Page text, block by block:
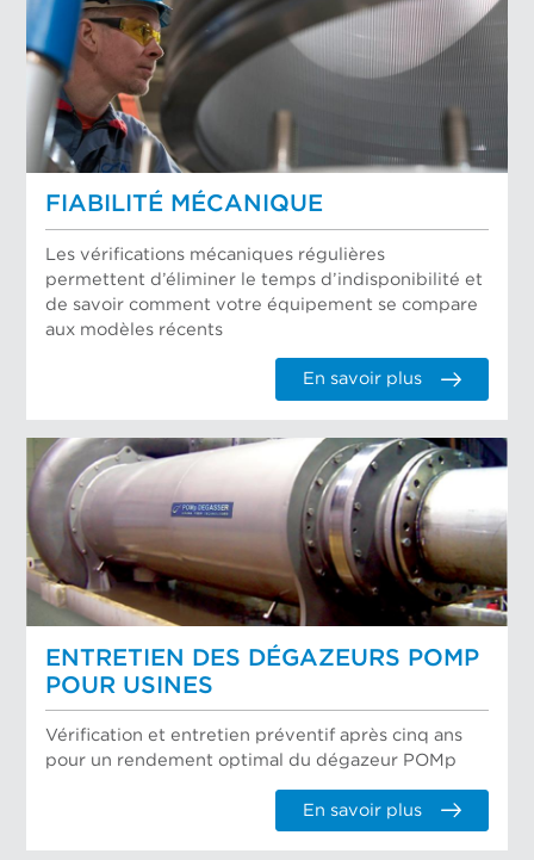
FIABILITÉ MÉCANIQUE
Les vérifications mécaniques régulières
permettent d’éliminer le temps d’indisponibilité et
de savoir comment votre équipement se compare
aux modèles récents
En savoir plus
ENTRETIEN DES DÉGAZEURS POMP
POUR USINES
Vérification et entretien préventif après cinq ans
pour un rendement optimal du dégazeur POMp
En savoir plus